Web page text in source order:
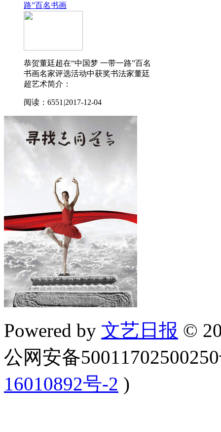
路”百名书画
恭贺董廷超在“中国梦 一带一路”百名
书画名家评选活动中获奖书法家董廷
超艺术简介：
阅读：6551 |2017-12-04
Powered by 文艺日报 ©
公网安备
16010892号-2 )